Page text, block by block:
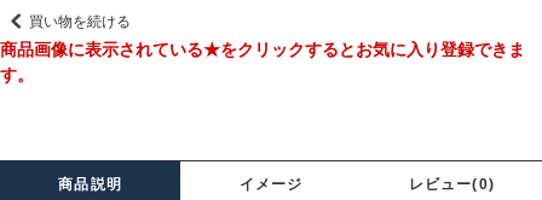
買い物を続ける
商品画像に表示されている★をクリックするとお気に入り登録できま
す。
商品説明 イメージ レビュー(0)